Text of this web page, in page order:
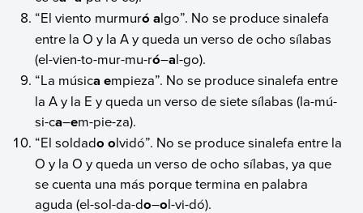
“El viento murmuró algo”. No se produce sinalefa
entre la O y la A y queda un verso de ocho sílabas
(el-vien-to-mur-mu-ró–al-go).
“La música empieza”. No se produce sinalefa entre
la A y la E y queda un verso de siete sílabas (la-mú-
si-ca–em-pie-za).
“El soldado olvidó”. No se produce sinalefa entre la
O y la O y queda un verso de ocho sílabas, ya que
se cuenta una más porque termina en palabra
aguda (el-sol-da-do–ol-vi-dó).